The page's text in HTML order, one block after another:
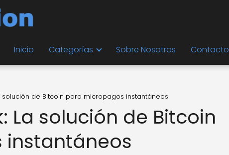
Inicio Categorías Sobre Nosotros Contacto
solución de Bitcoin para micropagos instantáneos
La solución de Bitcoin